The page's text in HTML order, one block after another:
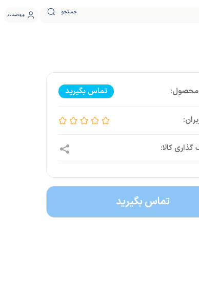
جستجو ورود ثبت نام
تماس بگیرید
تماس بگیرید